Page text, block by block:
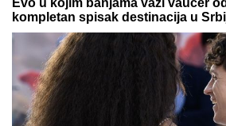
kompletan spisak destinacija u